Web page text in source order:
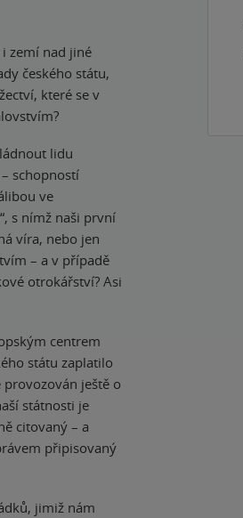
zemí nad jiné
českého státu,
které se v
lidu
schopností
ve
s nímž naši první
víra, nebo jen
– a v případě
otrokářství? Asi
centrem
státu zaplatilo
ještě o
státnosti je
citovaný – a
připisovaný
jimiž nám